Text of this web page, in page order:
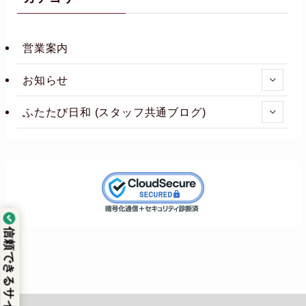
営業案内
お知らせ
ふたたび日和 (スタッフ共通ブログ)
信頼できるサイト